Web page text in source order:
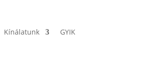
Kínálatunk GYIK